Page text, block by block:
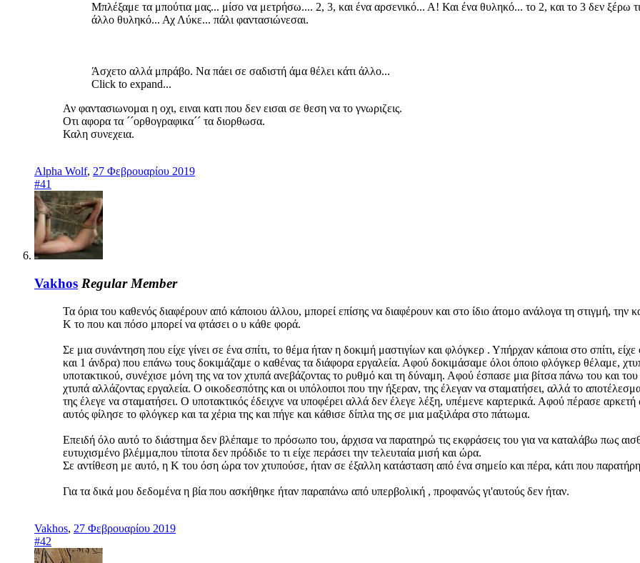
Μπλέξαμε τα μπούτια μας... μίσο να μετρήσω.... 2, 3, και ένα αρσενικό... Α! Και ένα θυληκό... το 2, και το 3 δεν ξέρω
άλλο θυληκό... Αχ Λύκε... πάλι φαντασιώνεσαι.
Άσχετο αλλά μπράβο. Να πάει σε σαδιστή άμα θέλει κάτι άλλο...
Click to expand...
Αν φαντασιωνομαι η οχι, ειναι κατι που δεν εισαι σε θεση να το γνωριζεις.
Οτι αφορα τα ´´ορθογραφικα´´ τα διορθωσα.
Καλη συνεχεια.
Alpha Wolf, 27 Φεβρουαρίου 2019
#41
Vakhos Regular Member
Τα όρια του καθενός διαφέρουν από κάποιου άλλου, μπορεί επίσης να διαφέρουν και στο ίδιο άτομο ανάλογα τη στιγμή, την
Κ το που και πόσο μπορεί να φτάσει ο υ κάθε φορά.
Σε μια συνάντηση που είχε γίνει σε ένα σπίτι, το θέμα ήταν η δοκιμή μαστιγίων και φλόγκερ . Υπήρχαν κάποια στο σπίτι,
και 1 άνδρα) που επάνω τους δοκιμάζαμε ο καθένας τα διάφορα εργαλεία. Αφού δοκιμάσαμε όλοι όποιο φλόγκερ θέλαμε,
υποτακτικού, συνέχισε μόνη της να τον χτυπά ανεβάζοντας το ρυθμό και τη δύναμη. Αφού έσπασε μια βίτσα πάνω του και
χτυπά αλλάζοντας εργαλεία. Ο οικοδεσπότης και οι υπόλοιποι που την ήξεραν, της έλεγαν να σταματήσει, αλλά το
της έλεγε να σταματήσει. Ο υποτακτικός έδειχνε να υποφέρει αλλά δεν έλεγε λέξη, υπέμενε καρτερικά. Αφού πέρασε
αυτός φίλησε το φλόγκερ και τα χέρια της και πήγε και κάθισε δίπλα της σε μια μαξιλάρα στο πάτωμα.
Επειδή όλο αυτό το διάστημα δεν βλέπαμε το πρόσωπο του, άρχισα να παρατηρώ τις εκφράσεις του για να καταλάβω πως
ευτυχισμένο βλέμμα,που τίποτα δεν πρόδιδε το τι είχε περάσει την τελευταία μισή και ώρα.
Σε αντίθεση με αυτό, η Κ του όση ώρα τον χτυπούσε, ήταν σε έξαλλη κατάσταση από ένα σημείο και πέρα, κάτι που
Για τα δικά μου δεδομένα η βία που ασκήθηκε ήταν παραπάνω από υπερβολική , προφανώς γι'αυτούς δεν ήταν.
Vakhos, 27 Φεβρουαρίου 2019
#42